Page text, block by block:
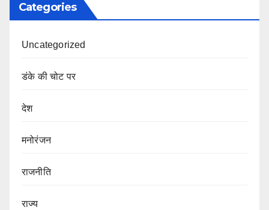
Categories
Uncategorized
डंके की चोट पर
देश
मनोरंजन
राजनीति
राज्य